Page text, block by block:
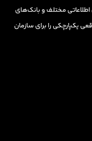
اطلاعاتی مختلف و بانک‌های
یکپارچکی را برای سازمان